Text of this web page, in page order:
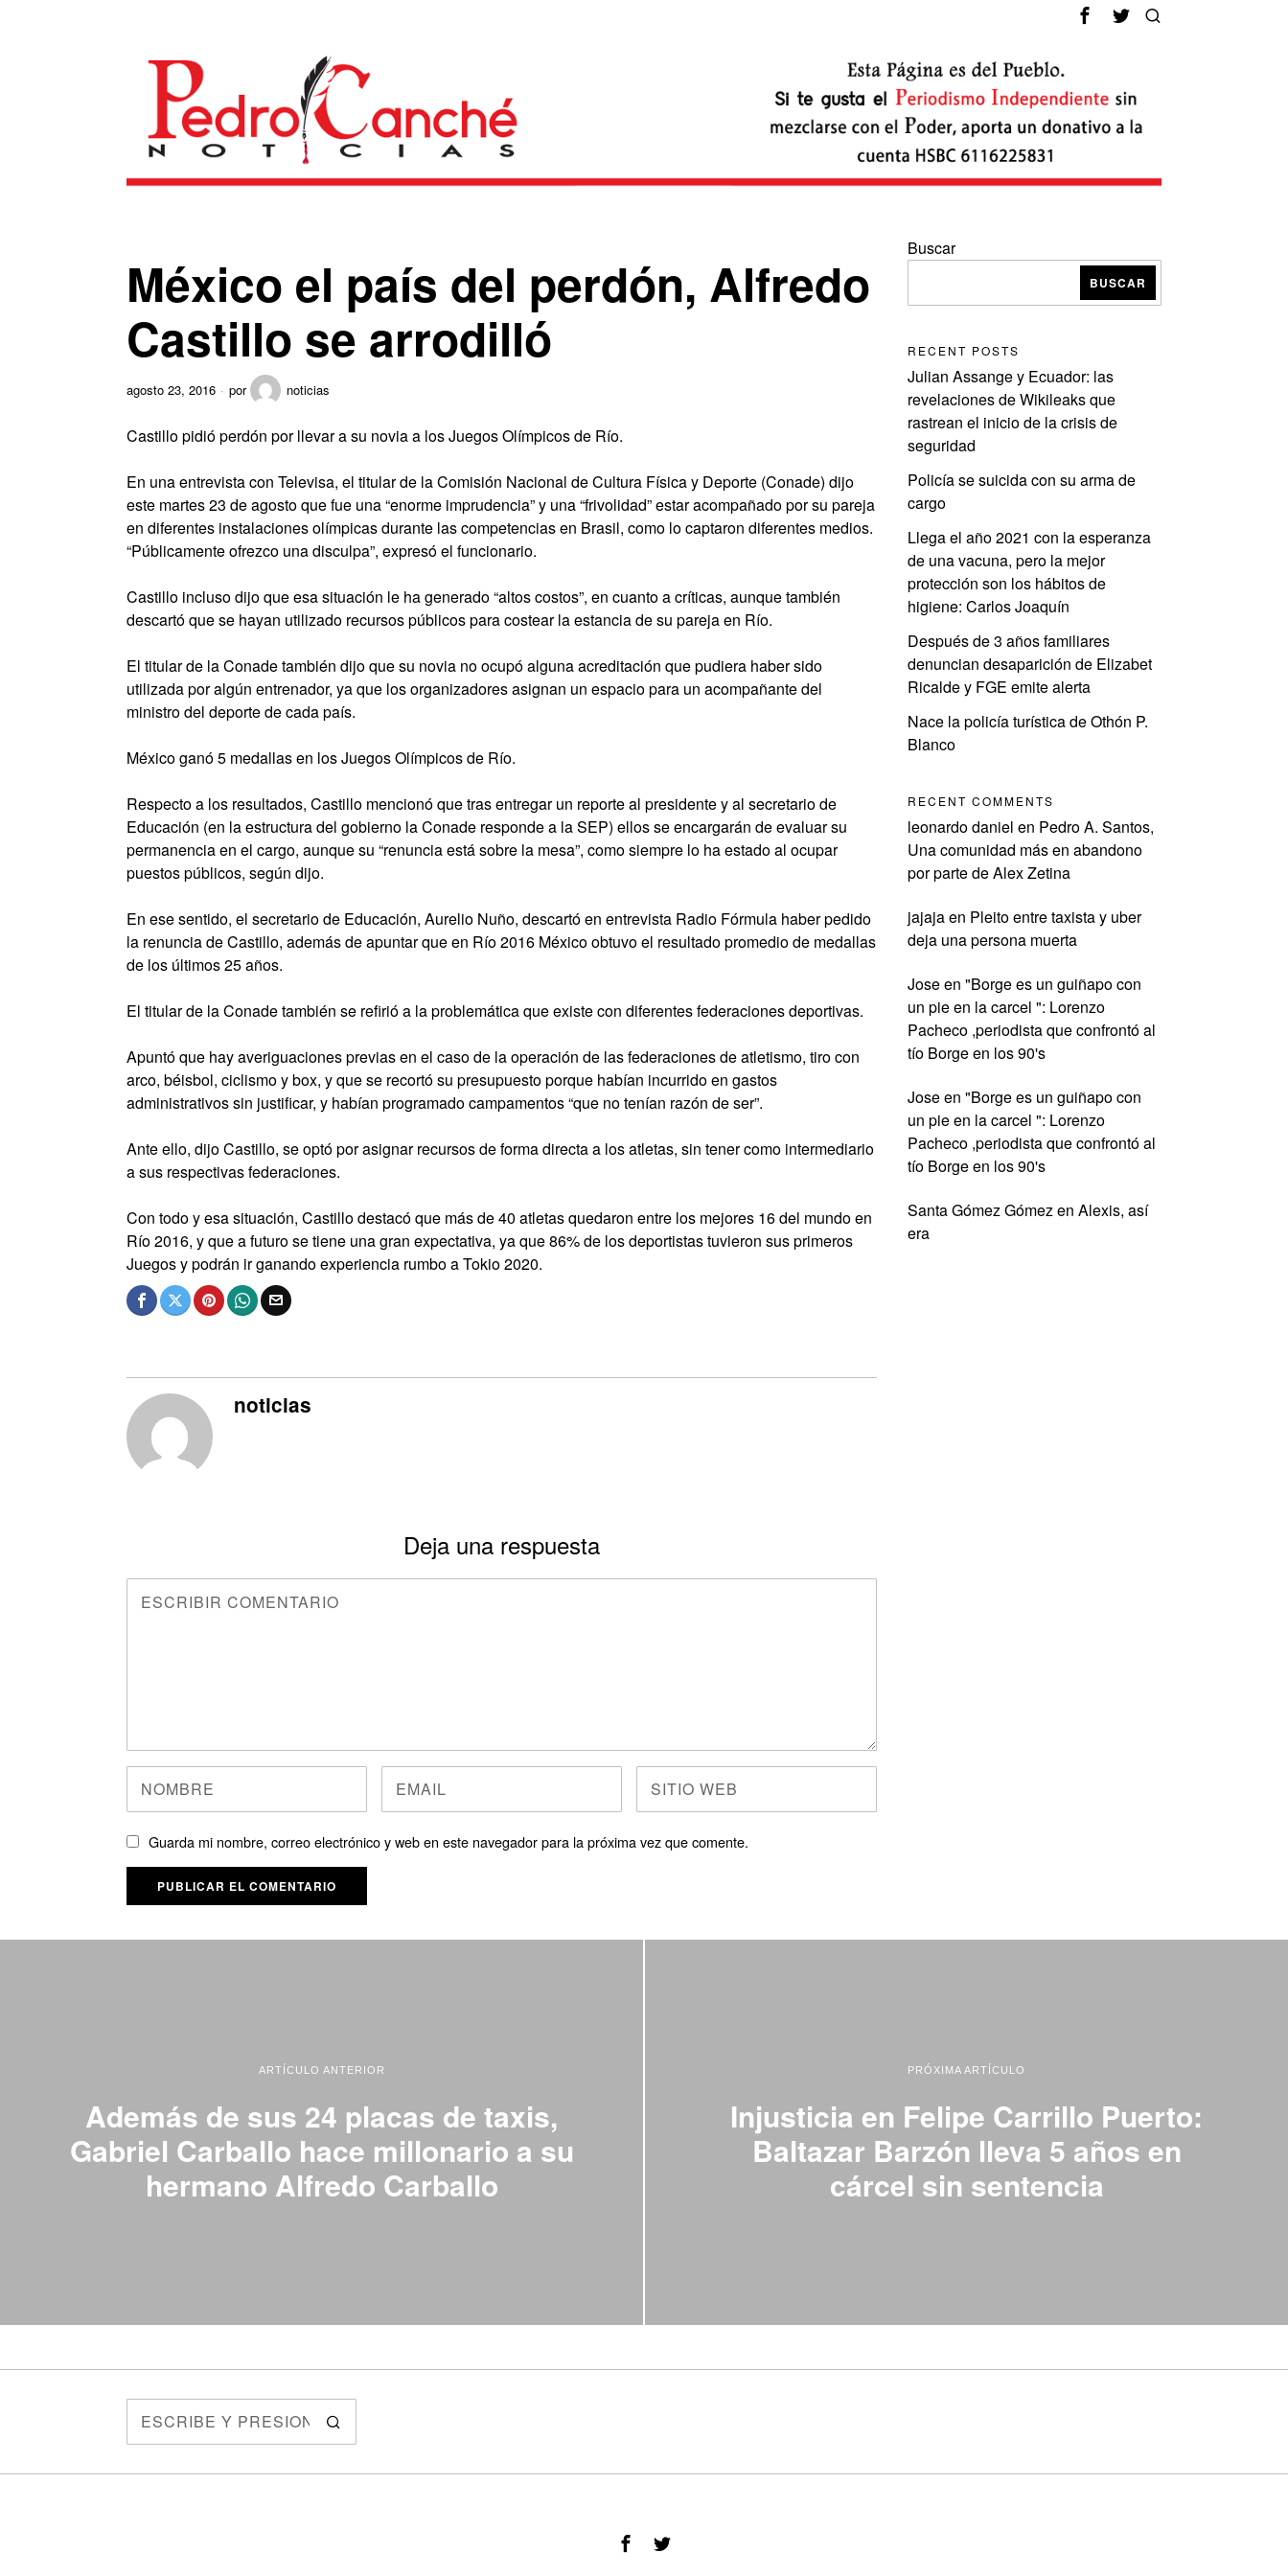
México el país del perdón, Alfredo
Castillo se arrodilló
agosto 23, 2016 por noticias
Castillo pidió perdón por llevar a su novia a los Juegos Olímpicos de Río.
En una entrevista con Televisa, el titular de la Comisión Nacional de Cultura Física y Deporte (Conade) dijo
este martes 23 de agosto que fue una “enorme imprudencia” y una “frivolidad” estar acompañado por su pareja
en diferentes instalaciones olímpicas durante las competencias en Brasil, como lo captaron diferentes medios.
“Públicamente ofrezco una disculpa”, expresó el funcionario.
Castillo incluso dijo que esa situación le ha generado “altos costos”, en cuanto a críticas, aunque también
descartó que se hayan utilizado recursos públicos para costear la estancia de su pareja en Río.
El titular de la Conade también dijo que su novia no ocupó alguna acreditación que pudiera haber sido
utilizada por algún entrenador, ya que los organizadores asignan un espacio para un acompañante del
ministro del deporte de cada país.
México ganó 5 medallas en los Juegos Olímpicos de Río.
Respecto a los resultados, Castillo mencionó que tras entregar un reporte al presidente y al secretario de
Educación (en la estructura del gobierno la Conade responde a la SEP) ellos se encargarán de evaluar su
permanencia en el cargo, aunque su “renuncia está sobre la mesa”, como siempre lo ha estado al ocupar
puestos públicos, según dijo.
En ese sentido, el secretario de Educación, Aurelio Nuño, descartó en entrevista Radio Fórmula haber pedido
la renuncia de Castillo, además de apuntar que en Río 2016 México obtuvo el resultado promedio de medallas
de los últimos 25 años.
El titular de la Conade también se refirió a la problemática que existe con diferentes federaciones deportivas.
Apuntó que hay averiguaciones previas en el caso de la operación de las federaciones de atletismo, tiro con
arco, béisbol, ciclismo y box, y que se recortó su presupuesto porque habían incurrido en gastos
administrativos sin justificar, y habían programado campamentos “que no tenían razón de ser”.
Ante ello, dijo Castillo, se optó por asignar recursos de forma directa a los atletas, sin tener como intermediario
a sus respectivas federaciones.
Con todo y esa situación, Castillo destacó que más de 40 atletas quedaron entre los mejores 16 del mundo en
Río 2016, y que a futuro se tiene una gran expectativa, ya que 86% de los deportistas tuvieron sus primeros
Juegos y podrán ir ganando experiencia rumbo a Tokio 2020.
noticias
Deja una respuesta
Guarda mi nombre, correo electrónico y web en este navegador para la próxima vez que comente.
Buscar
BUSCAR
RECENT POSTS
Julian Assange y Ecuador: las
revelaciones de Wikileaks que
rastrean el inicio de la crisis de
seguridad
Policía se suicida con su arma de
cargo
Llega el año 2021 con la esperanza
de una vacuna, pero la mejor
protección son los hábitos de
higiene: Carlos Joaquín
Después de 3 años familiares
denuncian desaparición de Elizabet
Ricalde y FGE emite alerta
Nace la policía turística de Othón P.
Blanco
RECENT COMMENTS
leonardo daniel en Pedro A. Santos,
Una comunidad más en abandono
por parte de Alex Zetina
jajajaen Pleito entre taxista y uber
deja una persona muerta
Joseen "Borge es un guiñapo con
un pie en la carcel ": Lorenzo
Pacheco ,periodista que confrontó al
tío Borge en los 90's
Joseen "Borge es un guiñapo con
un pie en la carcel ": Lorenzo
Pacheco ,periodista que confrontó al
tío Borge en los 90's
Santa Gómez Gómezen Alexis, así
era
ARTÍCULO ANTERIOR
Además de sus 24 placas de taxis,
Gabriel Carballo hace millonario a su
hermano Alfredo Carballo
PRÓXIMA ARTÍCULO
Injusticia en Felipe Carrillo Puerto:
Baltazar Barzón lleva 5 años en
cárcel sin sentencia